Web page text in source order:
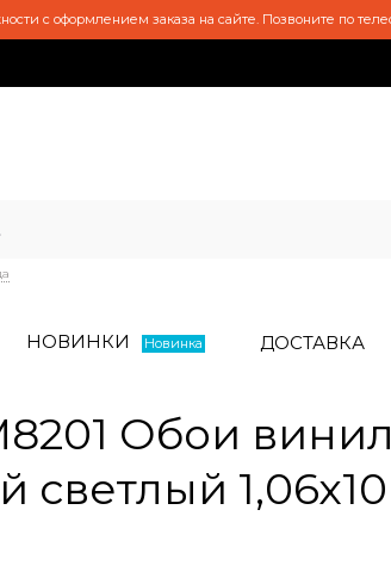
с оформлением заказа на сайте. Позвоните по
НОВИНКИ Новинка ДОСТАВКА
Обои